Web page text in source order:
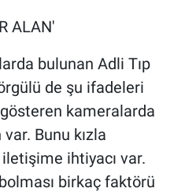
ALAN'
bulunan Adli Tıp
de şu ifadeleri
kameralarda
Bunu kızla
ihtiyacı var.
birkaç faktörü